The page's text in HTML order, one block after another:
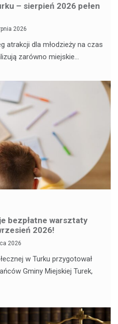
– sierpień 2026 pełen
2026
atrakcji dla młodzieży na czas
zarówno miejskie…
bezpłatne warsztaty
2026!
2026
w Turku przygotował
Gminy Miejskiej Turek,